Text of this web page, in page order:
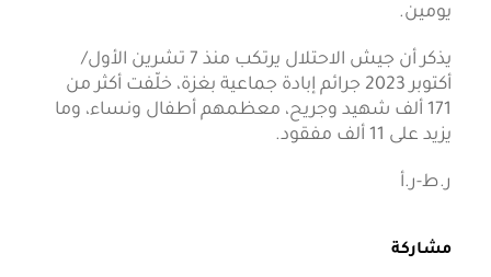
يومين.
يذكر أن جيش الاحتلال يرتكب منذ 7 تشرين الأول/
أكتوبر 2023 جرائم إبادة جماعية بغزة، خلّفت أكثر من
171 ألف شهيد وجريح، معظمهم أطفال ونساء، وما
يزيد على 11 ألف مفقود.
ر.ط-ر.أ
مشاركة